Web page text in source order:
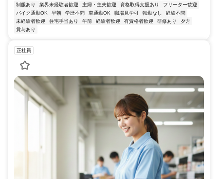
制服あり 業界未経験者歓迎 主婦・主夫歓迎 資格取得支援あり
フリーター歓迎
バイク通勤OK
早朝 学歴不問 車通勤OK 職場見学可 転勤なし
経験不問
未経験者歓迎
住宅手当あり 午前 経験者歓迎 有資格者歓迎 研修あり
夕方
賞与あり
正社員